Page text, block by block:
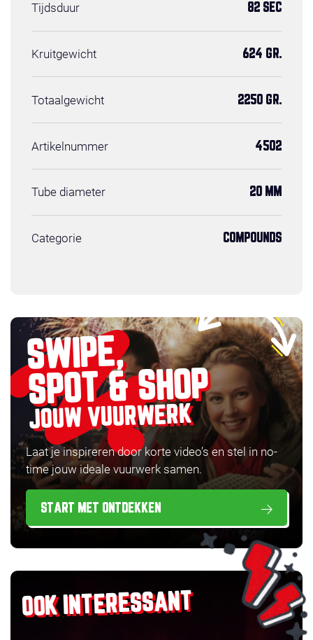
Tijdsduur 82 SEC
Kruitgewicht 624 GR.
Totaalgewicht 2250 GR.
Artikelnummer 4502
Tube diameter 20 MM
Categorie COMPOUNDS
SWIPE,
SPOT & SHOP
JOUW VUURWERK
Laat je inspireren door korte video’s en stel in no-
time jouw ideale vuurwerk samen.
START MET ONTDEKKEN
OOK INTERESSANT